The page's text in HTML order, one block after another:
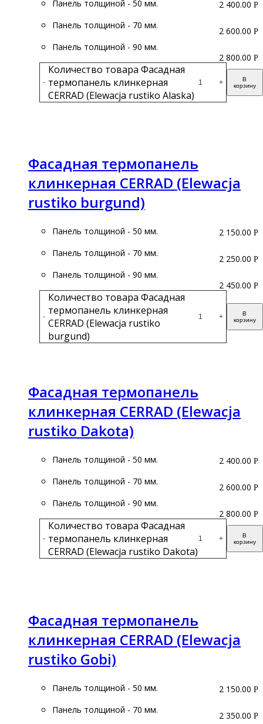
Панель толщиной - 50 мм.
Панель толщиной - 70 мм.
Панель толщиной - 90 мм.
-
Количество товара Фасадная
термопанель клинкерная
CERRAD (Elewacja rustiko Alaska)
+
В
корзину
2 400.00 Р
2 600.00 Р
2 800.00 Р
Фасадная термопанель
клинкерная CERRAD (Elewacja
rustiko burgund)
Подробнее
Панель толщиной - 50 мм.
Панель толщиной - 70 мм.
Панель толщиной - 90 мм.
-
Количество товара Фасадная
термопанель клинкерная
CERRAD (Elewacja rustiko
burgund)
+
В
корзину
2 150.00 Р
2 250.00 Р
2 450.00 Р
Фасадная термопанель
клинкерная CERRAD (Elewacja
rustiko Dakota)
Панель толщиной - 50 мм.
Панель толщиной - 70 мм.
Панель толщиной - 90 мм.
-
Количество товара Фасадная
термопанель клинкерная
CERRAD (Elewacja rustiko Dakota)
+
В
корзину
2 400.00 Р
2 600.00 Р
2 800.00 Р
Фасадная термопанель
клинкерная CERRAD (Elewacja
rustiko Gobi)
Панель толщиной - 50 мм.
Панель толщиной - 70 мм.
2 150.00 Р
2 350.00 Р